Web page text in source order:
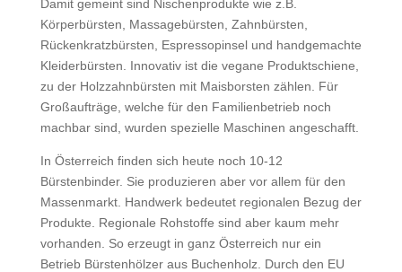
Damit gemeint sind Nischenprodukte wie z.B.
Körperbürsten, Massagebürsten, Zahnbürsten,
Rückenkratzbürsten, Espressopinsel und handgemachte
Kleiderbürsten. Innovativ ist die vegane Produktschiene,
zu der Holzzahnbürsten mit Maisborsten zählen. Für
Großaufträge, welche für den Familienbetrieb noch
machbar sind, wurden spezielle Maschinen angeschafft.
In Österreich finden sich heute noch 10-12
Bürstenbinder. Sie produzieren aber vor allem für den
Massenmarkt. Handwerk bedeutet regionalen Bezug der
Produkte. Regionale Rohstoffe sind aber kaum mehr
vorhanden. So erzeugt in ganz Österreich nur ein
Betrieb Bürstenhölzer aus Buchenholz. Durch den EU